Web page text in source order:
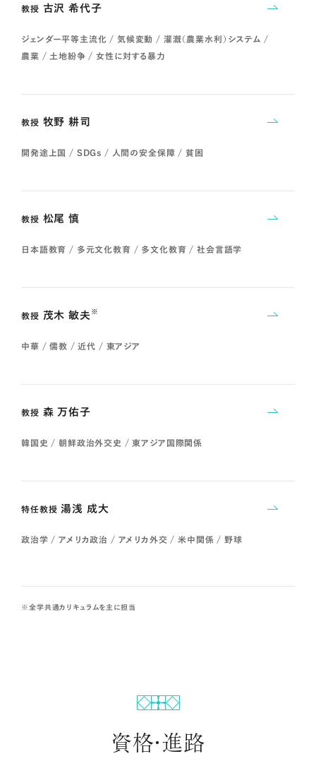
教授 古沢 希代子
ジェンダー平等主流化 / 気候変動 / 灌漑（農業水利）システム /
農業 / 土地紛争 / 女性に対する暴力
教授 牧野 耕司
開発途上国 / SDGs / 人間の安全保障 / 貧困
教授 松尾 慎
日本語教育 / 多元文化教育 / 多文化教育 / 社会言語学
教授 茂木 敏夫 ※
中華 / 儒教 / 近代 / 東アジア
教授 森 万佑子
韓国史 / 朝鮮政治外交史 / 東アジア国際関係
特任教授 湯浅 成大
政治学 / アメリカ政治 / アメリカ外交 / 米中関係 / 野球
全学共通カリキュラムを主に担当
資格・進路